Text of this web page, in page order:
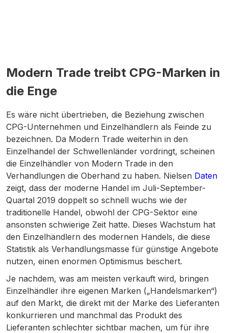
Modern Trade treibt CPG-Marken in
die Enge
Es wäre nicht übertrieben, die Beziehung zwischen
CPG-Unternehmen und Einzelhändlern als Feinde zu
bezeichnen. Da Modern Trade weiterhin in den
Einzelhandel der Schwellenländer vordringt, scheinen
die Einzelhändler von Modern Trade in den
Verhandlungen die Oberhand zu haben. Nielsen Daten
zeigt, dass der moderne Handel im Juli-September-
Quartal 2019 doppelt so schnell wuchs wie der
traditionelle Handel, obwohl der CPG-Sektor eine
ansonsten schwierige Zeit hatte. Dieses Wachstum hat
den Einzelhändlern des modernen Handels, die diese
Statistik als Verhandlungsmasse für günstige Angebote
nutzen, einen enormen Optimismus beschert.
Je nachdem, was am meisten verkauft wird, bringen
Einzelhändler ihre eigenen Marken („Handelsmarken“)
auf den Markt, die direkt mit der Marke des Lieferanten
konkurrieren und manchmal das Produkt des
Lieferanten schlechter sichtbar machen, um für ihre